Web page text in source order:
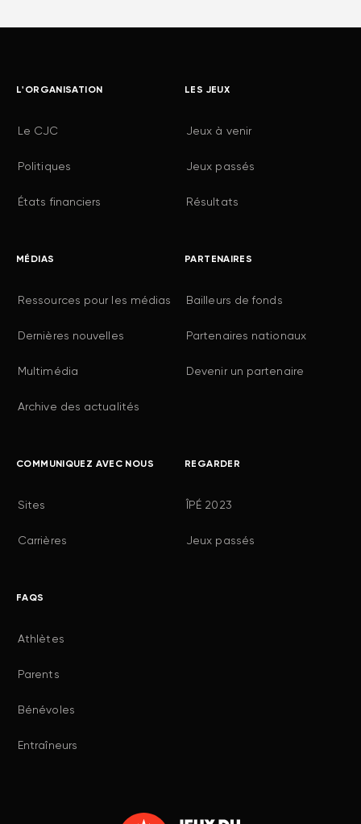
L'ORGANISATION
Le CJC
Politiques
États financiers
LES JEUX
Jeux à venir
Jeux passés
Résultats
MÉDIAS
Ressources pour les médias
Dernières nouvelles
Multimédia
Archive des actualités
PARTENAIRES
Bailleurs de fonds
Partenaires nationaux
Devenir un partenaire
COMMUNIQUEZ AVEC NOUS
Sites
Carrières
REGARDER
ÎPÉ 2023
Jeux passés
FAQS
Athlètes
Parents
Bénévoles
Entraîneurs